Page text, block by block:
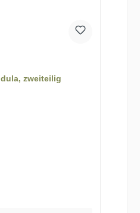
zweiteilig